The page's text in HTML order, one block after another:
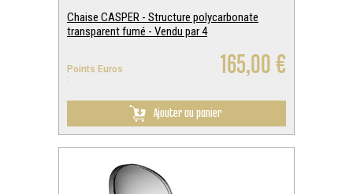
Chaise CASPER - Structure polycarbonate
transparent fumé - Vendu par 4
Points Euros
:
165,00 €
Ajouter au panier